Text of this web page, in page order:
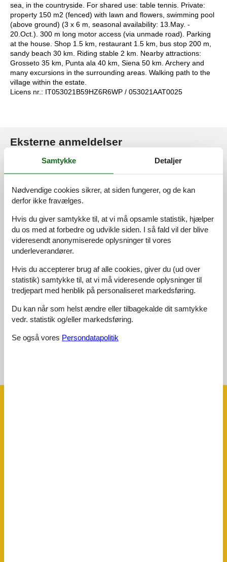
sea, in the countryside. For shared use: table tennis. Private:
property 150 m2 (fenced) with lawn and flowers, swimming pool
(above ground) (3 x 6 m, seasonal availability: 13.May. -
20.Oct.). 300 m long motor access (via unmade road). Parking
at the house. Shop 1.5 km, restaurant 1.5 km, bus stop 200 m,
sandy beach 30 km. Riding stable 2 km. Nearby attractions:
Grosseto 35 km, Punta ala 40 km, Siena 50 km. Archery and
many excursions in the surrounding areas. Walking path to the
village within the estate.
Licens nr.: IT053021B59HZ6R6WP / 053021AAT0025
Eksterne anmeldelser
Vores gæsteanmeldelser Eksterne anmeldelser
4,6
Adgangsvej:
3,0
Interiør:
Køkken:
Beliggenhed:
Udendørs:
Generelt:
Eksterne anmeldelser
Ingen detaljerede eksterne anmeldelser
Samtykke Detaljer
Nødvendige cookies sikrer, at siden fungerer, og de kan
derfor ikke fravælges.
Hvis du giver samtykke til, at vi må opsamle statistik, hjælper
du os med at forbedre og udvikle siden. I så fald vil der blive
videresendt anonymiserede oplysninger til vores
underleverandører.
Hvis du accepterer brug af alle cookies, giver du (ud over
statistik) samtykke til, at vi må videresende oplysninger til
tredjepart med henblik på personaliseret markedsføring.
Du kan når som helst ændre eller tilbagekalde dit samtykke
vedr. statistik og/eller markedsføring.
Se også vores Persondatapolitik